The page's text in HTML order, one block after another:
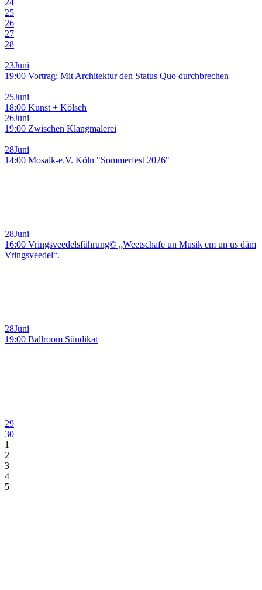
25
26
27
28
23Juni
19:00 Vortrag: Mit Architektur den Status Quo durchbrechen
25Juni
18:00 Kunst + Kölsch
26Juni
19:00 Zwischen Klangmalerei
28Juni
14:00 Mosaik-e.V. Köln "Sommerfest 2026"
28Juni
16:00 Vringsveedelsführung© „Weetschafe un Musik em un us däm
Vringsveedel“.
28Juni
19:00 Ballroom Sündikat
29
30
1
2
3
4
5